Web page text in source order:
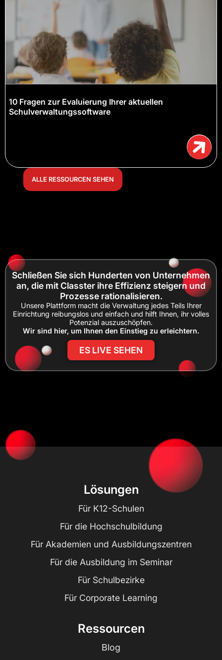
10 Fragen zur Evaluierung Ihrer aktuellen
Schulverwaltungssoftware
ALLE RESSOURCEN SEHEN
Schließen Sie sich Hunderten von Unternehmen
an, die mit Classter ihre Effizienz steigern und
Prozesse rationalisieren.
Unsere Plattform macht die Verwaltung jedes Teils Ihrer
Einrichtung reibungslos und einfach und hilft Ihnen, ihr volles
Potenzial auszuschöpfen.
Wir sind hier, um Ihnen den Einstieg zu erleichtern.
ES LIVE SEHEN
Lösungen
Für K12-Schulen
Für die Hochschulbildung
Für Akademien und Ausbildungszentren
Für die Ausbildung im Seminar
Für Schulbezirke
Für Corporate Learning
Ressourcen
Blog